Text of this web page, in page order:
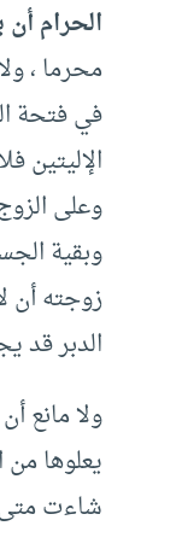
الحرام
محرما ،
في فتحة
الإليتين
وعلى
وبقية
زوجته أن
الدبر قد
ولا مانع
يعلوها
شاءت